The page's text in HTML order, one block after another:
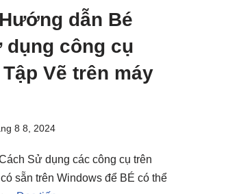
dẫn Bé
dụng công cụ
Vẽ trên máy
8 8, 2024
Sử dụng các công cụ trên
sẵn trên Windows để BÉ có thể